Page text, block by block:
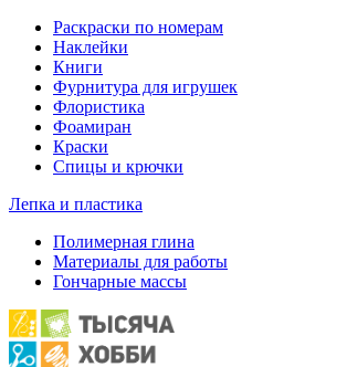
Раскраски по номерам
Наклейки
Книги
Фурнитура для игрушек
Флористика
Фоамиран
Краски
Спицы и крючки
Лепка и пластика
Полимерная глина
Материалы для работы
Гончарные массы